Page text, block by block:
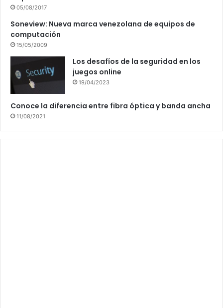
05/08/2017
Soneview: Nueva marca venezolana de equipos de
computación
15/05/2009
Los desafíos de la seguridad en los
juegos online
19/04/2023
Conoce la diferencia entre fibra óptica y banda ancha
11/08/2021